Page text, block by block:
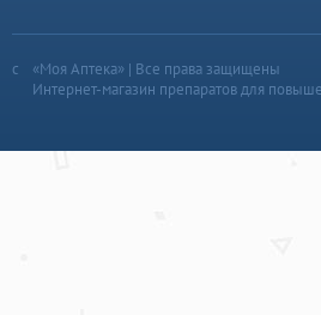
«Моя Аптека» | Все права защищены
Интернет-магазин препаратов для